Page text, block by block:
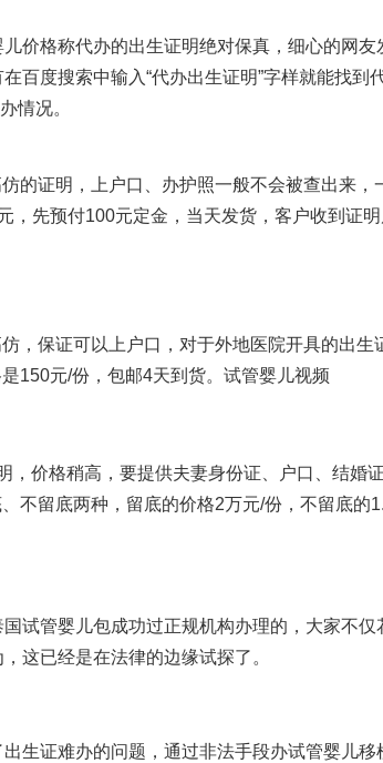
价格称代办的出生证明绝对保真，细心的网友
百度搜索中输入“代办出生证明”字样就能找到
情况。
的证明，上户口、办护照一般不会被查出来，
先预付100元定金，当天发货，客户收到证明
，保证可以上户口，对于外地医院开具的出生
150元/份，包邮4天到货。 试管婴儿视频
，价格稍高，要提供夫妻身份证、户口、结婚证
不留底两种，留底的价格2万元/份，不留底的
国试管婴儿包成功过正规机构办理的，大家不仅
这已经是在法律的边缘试探了。
生证难办的问题，通过非法手段办试管婴儿移